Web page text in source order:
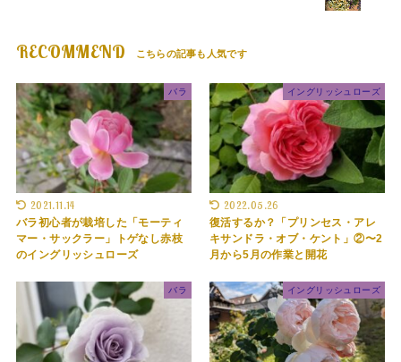
RECOMMEND
バラ
2021.11.14
バラ初心者が栽培した「モーティ
マー・サックラー」トゲなし赤枝
のイングリッシュローズ
イングリッシュローズ
2022.05.26
復活するか？「プリンセス・アレ
キサンドラ・オブ・ケント」②〜2
月から5月の作業と開花
バラ イングリッシュローズ